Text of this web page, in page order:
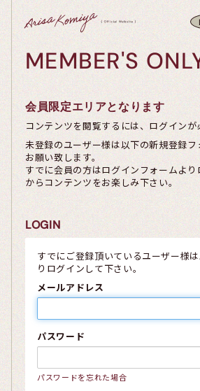
MEMBER'S
会員限定エリアとなります
コンテンツを閲覧するには、ログインが
未登録のユーザー様は以下の新規登録
お願い致します。
すでに会員の方はログインフォームよ
からコンテンツをお楽しみ下さい。
LOGIN
すでにご登録頂いているユーザー様
りログインして下さい。
メールアドレス
パスワード
パスワードを忘れた場合